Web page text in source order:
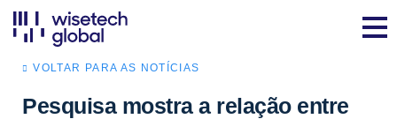
VOLTAR PARA AS NOTÍCIAS
Pesquisa mostra a relação entre